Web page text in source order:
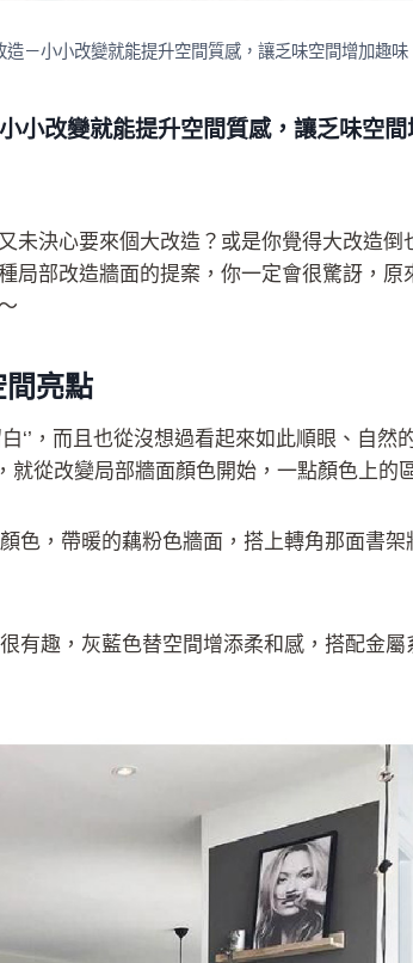
造－小小改變就能提升空間質感，讓乏味空間增加趣味
小改變就能提升空間質感，讓乏味空間
未決心要來個大改造？或是你覺得大改造
局部改造牆面的提案，你一定會很驚訝，
亮點
‘’，而且也從沒想過看起來如此順眼、自
就從改變局部牆面顏色開始，一點顏色上的
色，帶暖的藕粉色牆面，搭上轉角那面書
有趣，灰藍色替空間增添柔和感，搭配金